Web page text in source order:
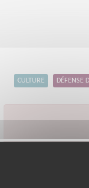
CULTURE DÉFENSE